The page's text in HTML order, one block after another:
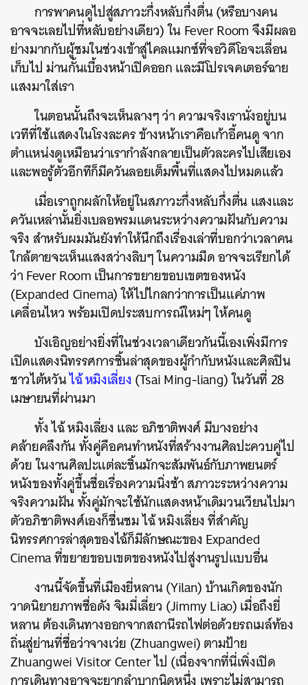
การพาคนดูไปสู่สภาวะกึ่งหลับกึ่งตื่น (หรือบางคน
อาจจะเลยไปที่หลับอย่างเดียว) ใน Fever Room จึงมีผลอ
ย่างมากกับผู้ชมในช่วงเข้าสู่ไคลแมกซ์ที่จอวิดีโอจะเลื่อน
เก็บไป ม่านกั้นเบื้องหน้าเปิดออก และมีโปรเจคเตอร์ฉาย
แสงมาใส่เรา
ในตอนนั้นถึงจะเห็นลางๆ ว่า ความจริงเรานั่งอยู่บน
เวทีที่ใช้แสดงในโรงละคร ข้างหน้าเราคือเก้าอี้คนดู จาก
ตำแหน่งดูเหมือนว่าเรากำลังกลายเป็นตัวละครไปเสียเอง
และพอรู้ตัวอีกทีก็มีควันลอยเต็มพื้นที่แสดงไปหมดแล้ว
เมื่อเราถูกผลักให้อยู่ในสภาวะกึ่งหลับกึ่งตื่น แสงและ
ควันเหล่านั้นยิ่งเบลอพรมแดนระหว่างความฝันกับความ
จริง สำหรับผมมันยังทำให้นึกถึงเรื่องเล่าที่บอกว่าเวลาคน
ใกล้ตายจะเห็นแสงสว่างลิบๆ ในความมืด อาจจะเรียกได้
ว่า Fever Room เป็นการขยายขอบเขตของหนัง
(Expanded Cinema) ให้ไปไกลกว่าการเป็นแค่ภาพ
เคลื่อนไหว พร้อมเปิดประสบการณ์ใหม่ๆ ให้คนดู
บังเอิญอย่างยิ่งที่ในช่วงเวลาเดียวกันนี้เองเพิ่งมีการ
เปิดแสดงนิทรรศการชิ้นล่าสุดของผู้กำกับหนังและศิลปิน
ชาวไต้หวันไฉ้ หมิงเลี่ยง(Tsai Ming-liang) ในวันที่ 28
เมษายนที่ผ่านมา
ทั้ง ไฉ้ หมิงเลี่ยง และ อภิชาติพงศ์ มีบางอย่าง
คล้ายคลึงกัน ทั้งคู่คือคนทำหนังที่สร้างงานศิลปะควบคู่ไป
ด้วย ในงานศิลปะแต่ละชิ้นมักจะสัมพันธ์กับภาพยนตร์
หนังของทั้งคู่ขึ้นชื่อเรื่องความนิ่งช้า สภาวะระหว่างความ
จริงความฝัน ทั้งคู่มักจะใช้นักแสดงหน้าเดิมวนเวียนไปมา
ตัวอภิชาติพงศ์เองก็ชื่นชม ไฉ้ หมิงเลี่ยง ที่สำคัญ
นิทรรศการล่าสุดของไฉ้ก็มีลักษณะของ Expanded
Cinema ที่ขยายขอบเขตของหนังไปสู่งานรูปแบบอื่น
งานนี้จัดขึ้นที่เมืองยี่หลาน (Yilan) บ้านเกิดของนัก
วาดนิยายภาพชื่อดัง จิมมี่เลี่ยว (Jimmy Liao)เมื่อถึงยี่
หลาน ต้องเดินทางออกจากสถานีรถไฟต่อด้วยรถเมล์ท้อง
ถิ่นสู่ย่านที่ชื่อว่าจางเว่ย (Zhuangwei) ตามป้าย
Zhuangwei Visitor Center ไป (เนื่องจากที่นี่เพิ่งเปิด